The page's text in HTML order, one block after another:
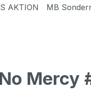
AKTION MB
No